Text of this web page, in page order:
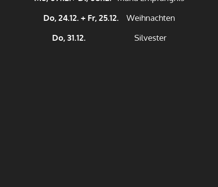
Do, 24.12. + Fr, 25.12.Weihnachten
Do, 31.12.Silvester